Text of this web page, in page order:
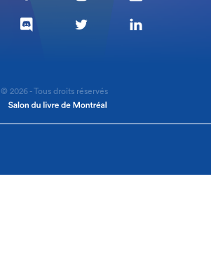
© 2026 - Tous droits réservés